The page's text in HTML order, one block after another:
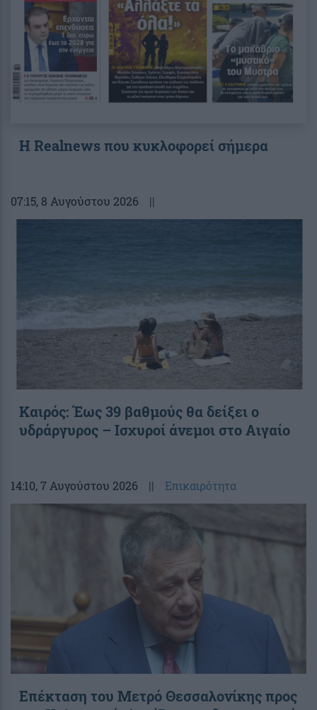
Η Realnews που κυκλοφορεί σήμερα
07:15, 8 Αυγούστου 2026 ||
Καιρός: Έως 39 βαθμούς θα δείξει ο
υδράργυρος – Ισχυροί άνεμοι στο Αιγαίο
14:10, 7 Αυγούστου 2026 || Επικαιρότητα
Επέκταση του Μετρό Θεσσαλονίκης προς